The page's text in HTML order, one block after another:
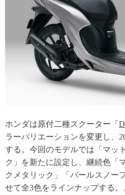
ホンダは原付二種スクーター「
ラーバリエーションを変更し、
する。今回のモデルでは「マッ
ク」を新たに設定し、継続色「
クメタリック」「パールスノー
せて全3色をラインナップする